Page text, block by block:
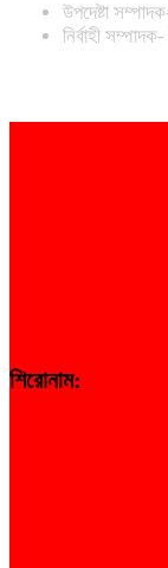
উপদেষ্টা
নির্বাহী
শিরোনাম: